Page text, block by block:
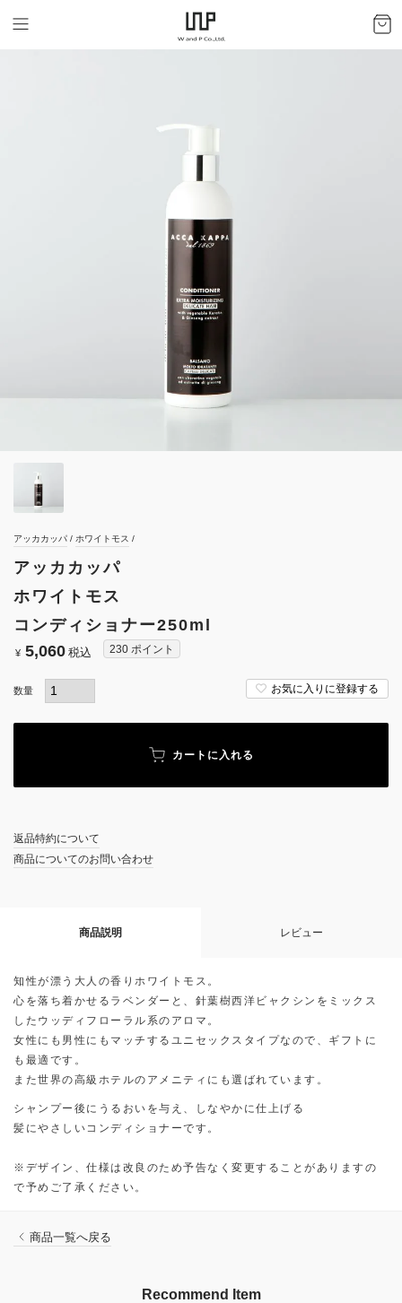
アッカカッパ ホワイトモス
アッカカッパ
ホワイトモス
コンディショナー250ml
¥ 5,060 税込 230 ポイント
お気に入りに登録する
カートに入れる
返品特約について
商品についてのお問い合わせ
商品説明 レビュー
知性が漂う大人の香りホワイトモス。
心を落ち着かせるラベンダーと、針葉樹西洋ビャクシンをミックス
したウッディフローラル系のアロマ。
女性にも男性にもマッチするユニセックスタイプなので、ギフトに
も最適です。
また世界の高級ホテルのアメニティにも選ばれています。
シャンプー後にうるおいを与え、しなやかに仕上げる
髪にやさしいコンディショナーです。
※デザイン、仕様は改良のため予告なく変更することがありますの
で予めご了承ください。
商品一覧へ戻る
Recommend Item